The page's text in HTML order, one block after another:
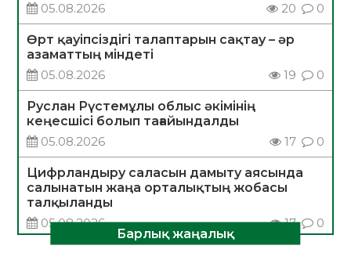
05.08.2026
20 0
Өрт қауіпсіздігі талаптарын сақтау – әр
азаматтың міндеті
05.08.2026
19 0
Руслан Рүстемұлы облыс әкімінің
кеңесшісі болып тағайындалды
05.08.2026
17 0
Цифрландыру саласын дамыту аясында
салынатын жаңа орталықтың жобасы
талқыланды
05.08.2026
17 0
Барлық жаңалық